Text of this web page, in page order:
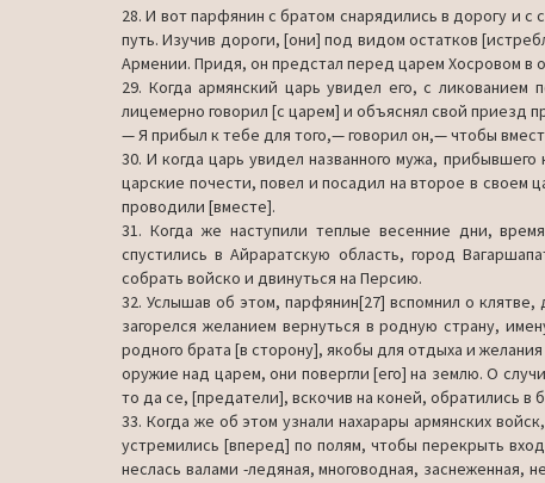
28. И вот парфянин с братом снарядились в дорогу и
путь. Изучив дороги, [они] под видом остатков
Армении. Придя, он предстал перед царем Хосро­вом в
29. Когда армянский царь увидел его, с
лицемерно говорил [с царем] и объяснял свой приезд
— Я прибыл к тебе для того,— говорил он,— чтобы
30. И когда царь увидел названного мужа,
царские почести, повел и посадил на второе в
проводили [вместе].
31. Когда же наступили теплые весенние дни,
спустились в Айраратскую область, город
собрать войско и двинуться на Персию.
32. Услышав об этом, парфянин[27] вспомнил о
загорелся желанием вернуться в родную страну,
родного брата [в сторону], якобы для отдыха и
оружие над царем, они повергли [его] на землю. О
то да се, [предатели], вскочив на коней, об­ратились в
33. Когда же об этом узнали нахарары армянских
устремились [вперед] по полям, чтобы перекрыть
неслась валами -ледяная, многоводная, заснеженная,